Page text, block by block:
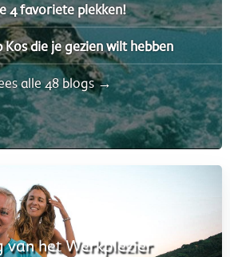
4 favoriete plekken!
Kos die je gezien wilt hebben
alle 48 blogs →
van het Werkplezier